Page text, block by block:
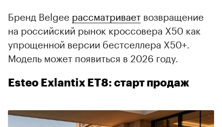
Бренд Belgee рассматривает возвращение
на российский рынок кроссовера X50 как
упрощенной версии бестселлера X50+.
Модель может появиться в 2026 году.
Esteo Exlantix ET8: старт продаж